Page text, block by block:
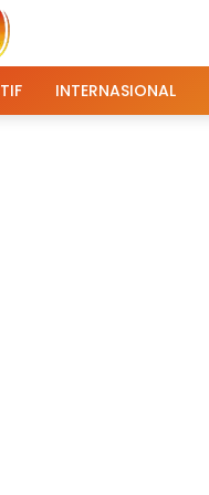
INTERNASIONAL